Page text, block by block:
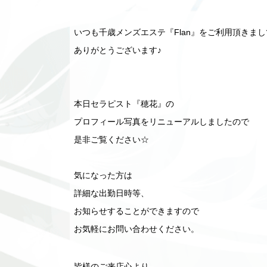
いつも千歳メンズエステ『Flan』をご利用頂きま
ありがとうございます♪
本日セラピスト『穂花』の
プロフィール写真をリニューアルしましたので
是非ご覧ください☆
気になった方は
詳細な出勤日時等、
お知らせすることができますので
お気軽にお問い合わせください。